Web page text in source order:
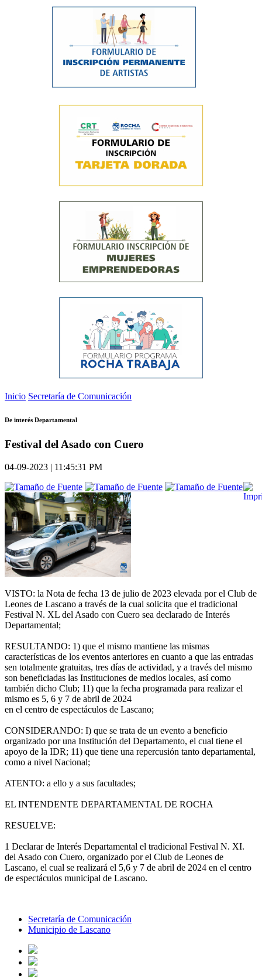
Inicio Secretaría de Comunicación
De interés Departamental
Festival del Asado con Cuero
04-09-2023 | 11:45:31 PM
VISTO: la Nota de fecha 13 de julio de 2023 elevada por el Club de
Leones de Lascano a través de la cual solicita que el tradicional
Festival N. XL del Asado con Cuero sea declarado de Interés
Departamental;
RESULTANDO: 1) que el mismo mantiene las mismas
características de los eventos anteriores en cuanto a que las entradas
sen totalmente gratuitas, tres días de actividad, y a través del mismo
son beneficiadas las Instituciones de medios locales, así como
también dicho Club; 11) que la fecha programada para realizar el
mismo es 5, 6 y 7 de abril de 2024
en el centro de espectáculos de Lascano;
CONSIDERANDO: I) que se trata de un evento a beneficio
organizado por una Institución del Departamento, el cual tiene el
apoyo de la IDR; 11) que tiene una repercusión tanto departamental,
como a nivel Nacional;
ATENTO: a ello y a sus facultades;
EL INTENDENTE DEPARTAMENTAL DE ROCHA
RESUELVE:
1 Declarar de Interés Departamental el tradicional Festival N. XI.
del Asado con Cuero, organizado por el Club de Leones de
Lascano, el cual se realizará el 5,6 y 7 de abril de 2024 en el centro
de espectáculos municipal de Lascano.
Secretaría de Comunicación
Municipio de Lascano